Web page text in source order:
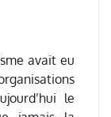
avait eu
le